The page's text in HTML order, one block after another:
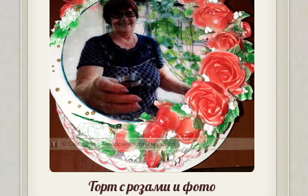
Торт с розами и фото